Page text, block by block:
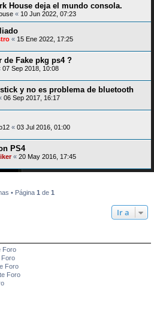
House deja el mundo consola.
« 10 Jun 2022, 07:23
« 15 Ene 2022, 17:25
de Fake pkg ps4 ?
07 Sep 2018, 10:08
y no es problema de bluetooth
06 Sep 2017, 16:17
« 03 Jul 2016, 01:00
PS4
« 20 May 2016, 17:45
• Página 1 de 1
Ir a
Foro
Foro
Foro
Foro